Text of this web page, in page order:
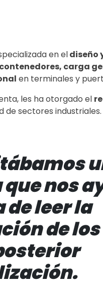
en eldiseño
carga
en terminales y
les ha otorgado el
de sectores industriales.
nos
de leer la
de